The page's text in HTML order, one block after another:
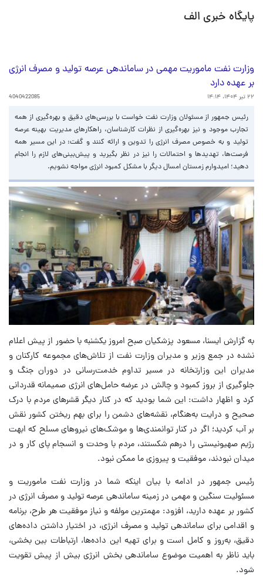
پایگاه خبری الف
وزارت نفت ماموریت مهمی در ساماندهی عرصه تولید و مصرف انرژی
بر عهده دارد
۲۲ تیر ۱۴۰۴، ۱۴:۱۴ 4040422085
رئیس جمهور از مسئولان وزارت نفت خواست با بررسی‌های دقیق و بهره‌گیری از همه
تجارب موجود و نیز بهره‌گیری از نظرات کارشناسان، راهکارهای مدیریت بهینه عرصه
تولید و به خصوص مصرف انرژی را تدوین و ارائه کنند و گفت: در این مسیر همه
فرصت‌ها، تهدیدها و احتمالات را نیز در نظر بگیرید و پیش‌بینی‌های لازم را انجام
دهید؛ امیدوارم زمستان امسال دیگر با مشکل کمبود انرژی مواجه نشویم.
به گزارش ایسنا، مسعود پزشکیان صبح امروز یکشنبه با حضور از پیش اعلام
نشده در جمع وزیر و مدیران وزارت نفت از تلاش‌های مجموعه کارکنان و
مدیران این وزارتخانه در مسیر تداوم خدمت‌رسانی در دوران جنگ و
جلوگیری از بروز کمبود و چالش در عرضه حامل‌های انرژی صمیمانه قدردانی
کرد و اظهار داشت: این شما بودید که در کنار دیگر قشرهای مردم با درک
صحیح و درایت به‌هنگام، نقشه‌های دشمن را برای بهم ریختن کشور نقش
بر آب کردید؛ اگر در کنار توانمندی‌ها و موشک‌های نیروهای مسلح که ابهت
رژیم صهیونیستی را درهم شکستند، مردم با وحدت و انسجام پای کار و در
میدان نبودند، موفقیت و پیروزی ما ممکن نبود.
رئیس جمهور در ادامه با بیان اینکه شما در وزارت نفت ماموریت و
مسئولیت سنگین و مهمی در زمینه ساماندهی عرصه تولید و مصرف انرژی در
کشور بر عهده دارید، افزود: مهمترین مولفه و نیاز موفقیت هر طرح، برنامه
و اقدامی برای ساماندهی تولید و مصرف انرژی، در اختیار داشتن داده‌های
دقیق، به‌روز و کامل است و برای تهیه این داده‌ها، ارتباطات بین بخشی،
باید ناظر به اهمیت موضوع ساماندهی بخش انرژی بیش از پیش تقویت
شود.